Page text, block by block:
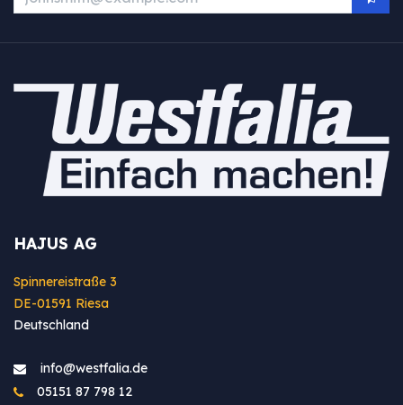
HAJUS AG
Spinnereistraße 3
DE-01591 Riesa
Deutschland
info@westfa​lia.de
05151 87 798 12